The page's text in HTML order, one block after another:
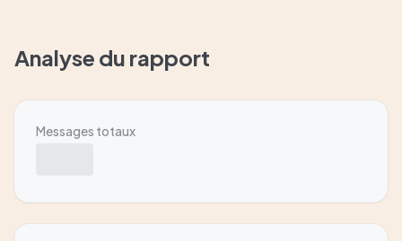
Analyse du rapport
Messages totaux